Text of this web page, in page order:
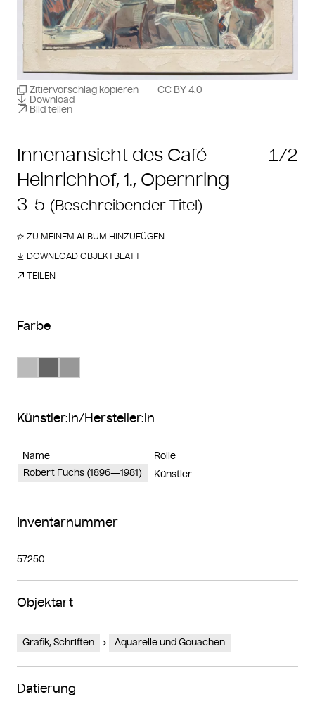
Innenansicht des Café
Heinrichhof, 1., Opernring
3-5 (Beschreibender Titel)
1/2
Zitiervorschlag kopieren
Download
Bild teilen
CC BY 4.0
ZU MEINEM ALBUM HINZUFÜGEN
DOWNLOAD OBJEKTBLATT
TEILEN
Farbe
Künstler:in/Hersteller:in
Name
Rolle
Robert Fuchs (1896—1981)
Künstler
Inventarnummer
57250
Objektart
Grafik, Schriften Aquarelle und Gouachen
Datierung